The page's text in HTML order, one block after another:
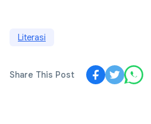
Literasi
Share This Post